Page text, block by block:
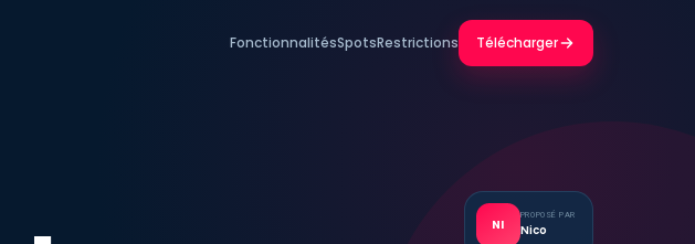
FonctionnalitésSpotsRestrictions Télécharger
NI
PROPOSÉ PAR
Nico